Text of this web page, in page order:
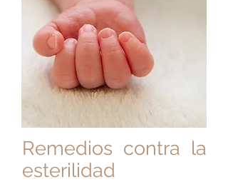
Remedios contra la
esterilidad